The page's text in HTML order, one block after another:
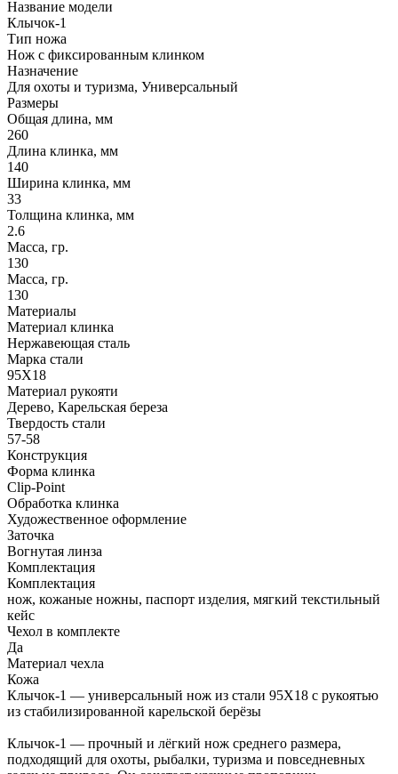
Название модели
Клычок-1
Тип ножа
Нож с фиксированным клинком
Назначение
Для охоты и туризма, Универсальный
Размеры
Общая длина, мм
260
Длина клинка, мм
140
Ширина клинка, мм
33
Толщина клинка, мм
2.6
Масса, гр.
130
Масса, гр.
130
Материалы
Материал клинка
Нержавеющая сталь
Марка стали
95Х18
Материал рукояти
Дерево, Карельская береза
Твердость стали
57-58
Конструкция
Форма клинка
Clip-Point
Обработка клинка
Художественное оформление
Заточка
Вогнутая линза
Комплектация
Комплектация
нож, кожаные ножны, паспорт изделия, мягкий текстильный
кейс
Чехол в комплекте
Да
Материал чехла
Кожа
Клычок-1 — универсальный нож из стали 95Х18 с рукоятью
из стабилизированной карельской берёзы
Клычок-1 — прочный и лёгкий нож среднего размера,
подходящий для охоты, рыбалки, туризма и повседневных